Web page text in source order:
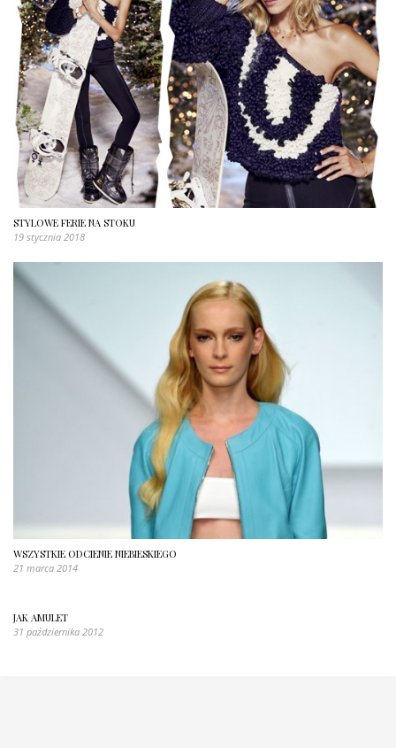
STYLOWE FERIE NA STOKU
19 stycznia 2018
WSZYSTKIE ODCIENIE NIEBIESKIEGO
21 marca 2014
JAK AMULET
31 października 2012